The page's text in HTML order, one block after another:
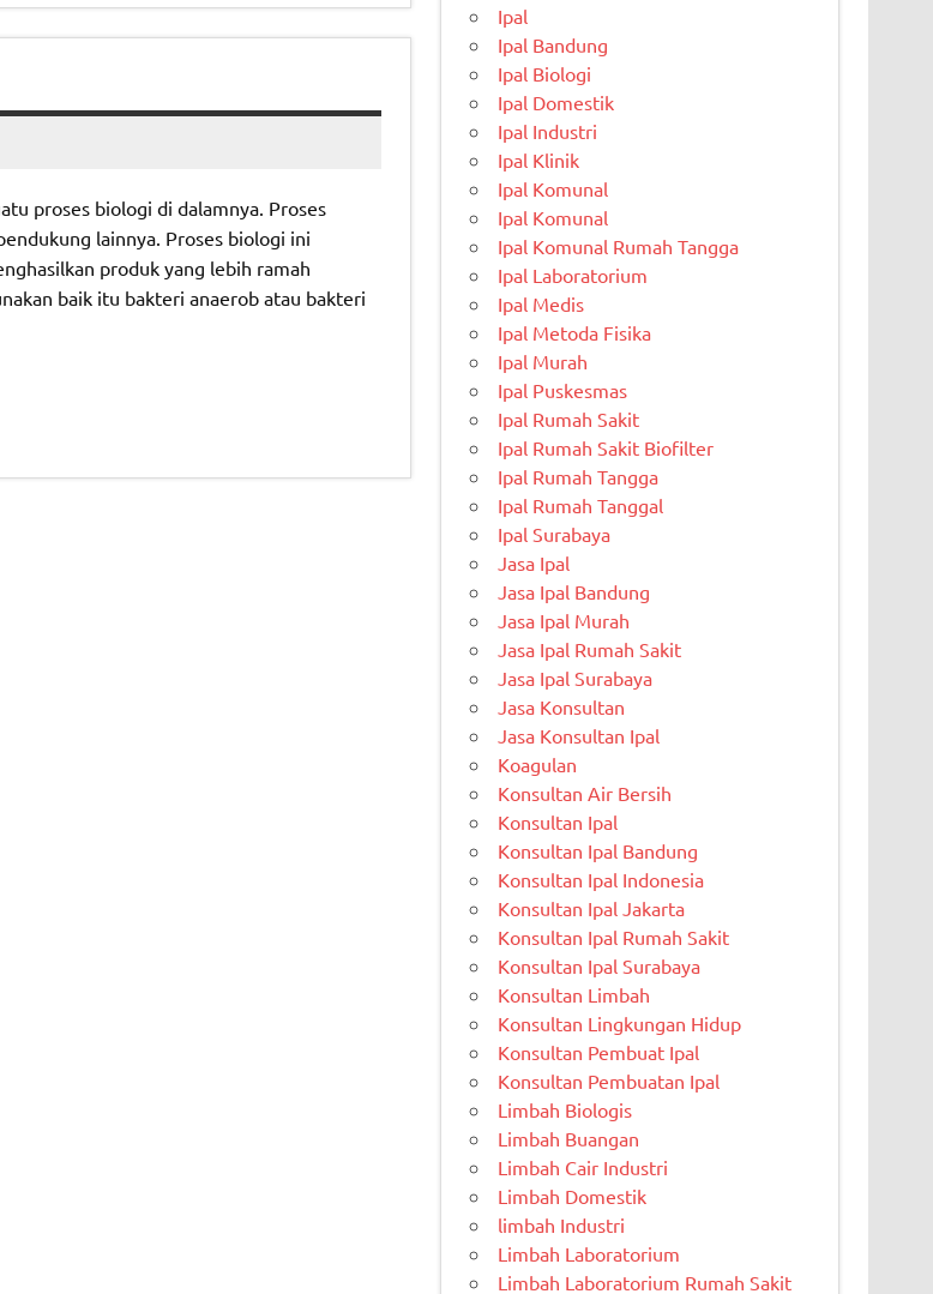
proses biologi di dalamnya. Proses
lainnya. Proses biologi ini
produk yang lebih ramah
baik itu bakteri anaerob atau bakteri
Ipal
Ipal Bandung
Ipal Biologi
Ipal Domestik
Ipal Industri
Ipal Klinik
Ipal Komunal
Ipal Komunal
Ipal Komunal Rumah Tangga
Ipal Laboratorium
Ipal Medis
Ipal Metoda Fisika
Ipal Murah
Ipal Puskesmas
Ipal Rumah Sakit
Ipal Rumah Sakit Biofilter
Ipal Rumah Tangga
Ipal Rumah Tanggal
Ipal Surabaya
Jasa Ipal
Jasa Ipal Bandung
Jasa Ipal Murah
Jasa Ipal Rumah Sakit
Jasa Ipal Surabaya
Jasa Konsultan
Jasa Konsultan Ipal
Koagulan
Konsultan Air Bersih
Konsultan Ipal
Konsultan Ipal Bandung
Konsultan Ipal Indonesia
Konsultan Ipal Jakarta
Konsultan Ipal Rumah Sakit
Konsultan Ipal Surabaya
Konsultan Limbah
Konsultan Lingkungan Hidup
Konsultan Pembuat Ipal
Konsultan Pembuatan Ipal
Limbah Biologis
Limbah Buangan
Limbah Cair Industri
Limbah Domestik
limbah Industri
Limbah Laboratorium
Limbah Laboratorium Rumah Sakit